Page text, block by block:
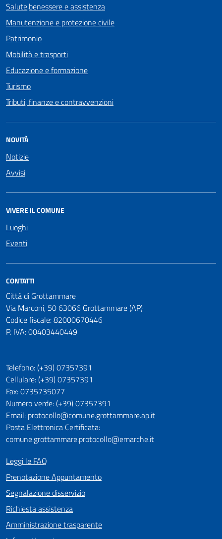
Salute,benessere e assistenza
Manutenzione e protezione civile
Patrimonio
Mobilità e trasporti
Educazione e formazione
Turismo
Tributi, finanze e contravvenzioni
NOVITÀ
Notizie
Avvisi
VIVERE IL COMUNE
Luoghi
Eventi
CONTATTI
Città di Grottammare
Via Marconi, 50 63066 Grottammare (AP)
Codice fiscale: 82000670446
P. IVA: 00403440449
Telefono: (+39) 07357391
Cellulare: (+39) 07357391
Fax: 0735735077
Numero verde: (+39) 07357391
Email: protocollo@comune.grottammare.ap.it
Posta Elettronica Certificata:
comune.grottammare.protocollo@emarche.it
Leggi le FAQ
Prenotazione Appuntamento
Segnalazione disservizio
Richiesta assistenza
Amministrazione trasparente